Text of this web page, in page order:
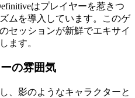
はプレイヤーを惹きつ
ムを導入しています。このゲ
セッションが新鮮でエキサイ
ます。
の雰囲気
、影のようなキャラクターと